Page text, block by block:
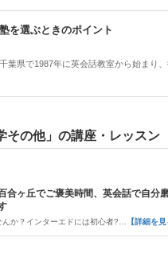
塾を選ぶときのポイント
千葉県で1987年に英会話教室から始まり
ルに発展し続けて30年以上のあぜりあ
その他」の講座・レッスン
合ヶ丘でご褒美時間、英会話で自分
んか？インターエドには初心者?… 【詳細を見